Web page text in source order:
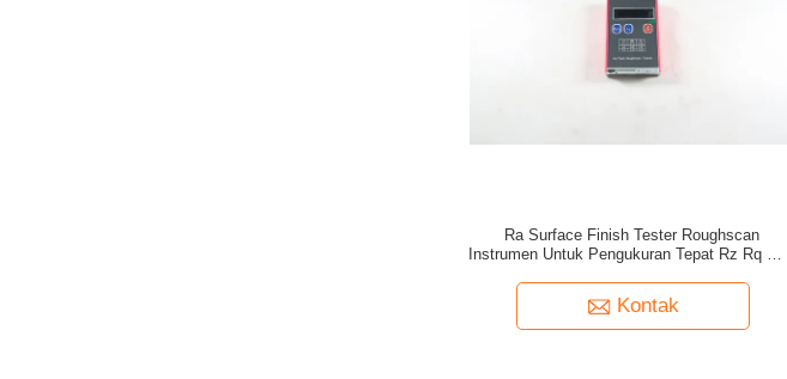
Ra Surface Finish Tester Roughscan
Instrumen Untuk Pengukuran Tepat Rz Rq Dan
Kontak